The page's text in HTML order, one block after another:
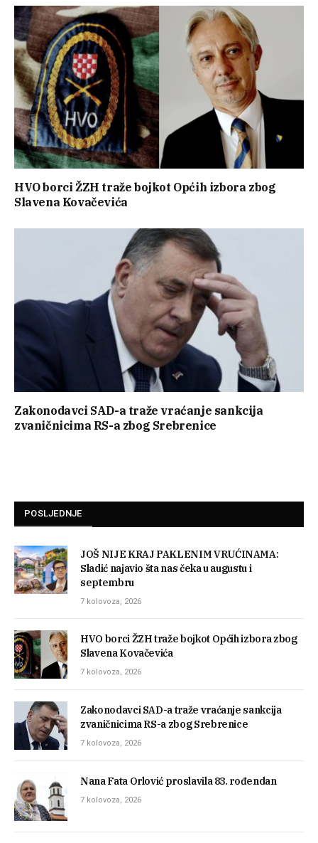
HVO borci ŽZH traže bojkot Općih izbora zbog
Slavena Kovačevića
Zakonodavci SAD-a traže vraćanje sankcija
zvaničnicima RS-a zbog Srebrenice
POSLJEDNJE
JOŠ NIJE KRAJ PAKLENIM VRUĆINAMA:
Sladić najavio šta nas čeka u augustu i
septembru
7 kolovoza, 2026
HVO borci ŽZH traže bojkot Općih izbora zbog
Slavena Kovačevića
7 kolovoza, 2026
Zakonodavci SAD-a traže vraćanje sankcija
zvaničnicima RS-a zbog Srebrenice
7 kolovoza, 2026
Nana Fata Orlović proslavila 83. rođendan
7 kolovoza, 2026